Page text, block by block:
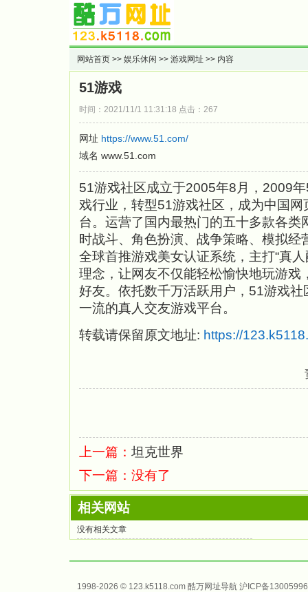
网站首页 >> 娱乐休闲 >> 游戏网址 >> 内容
51游戏
时间：2021/11/1 11:31:18 点击：267
网址 https://www.51.com/
域名 www.51.com
51游戏社区成立于2005年8月，2009
戏行业，转型51游戏社区，成为中国
台。运营了国内最热门的五十多款各类
时战斗、角色扮演、战争策略、模拟经
全球首推游戏美女认证系统，主打“真
理念，让网友不仅能轻松愉快地玩游戏
好友。依托数千万活跃用户，51游戏
一流的真人交友游戏平台。
转载请保留原文地址: https://
上一篇：坦克世界
下一篇：没有了
相关网站
没有相关文章
1998-2026 © 123.k5118.com 酷万网址导航 沪ICP备